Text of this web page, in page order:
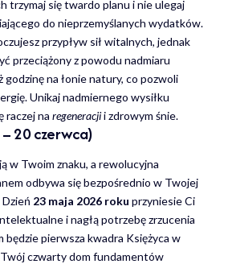
trzymaj się twardo planu i nie ulegaj
do nieprzemyślanych wydatków.
przypływ sił witalnych, jednak
przeciążony z powodu nadmiaru
godzinę na łonie natury, co pozwoli
Unikaj nadmiernego wysiłku
raczej na regeneracjii zdrowym śnie.
20 czerwca)
w Twoim znaku, a rewolucyjna
odbywa się bezpośrednio w Twojej
23 maja 2026 roku przyniesie Ci
i nagłą potrzebę zrzucenia
będzie pierwsza kwadra Księżyca w
czwarty dom fundamentów